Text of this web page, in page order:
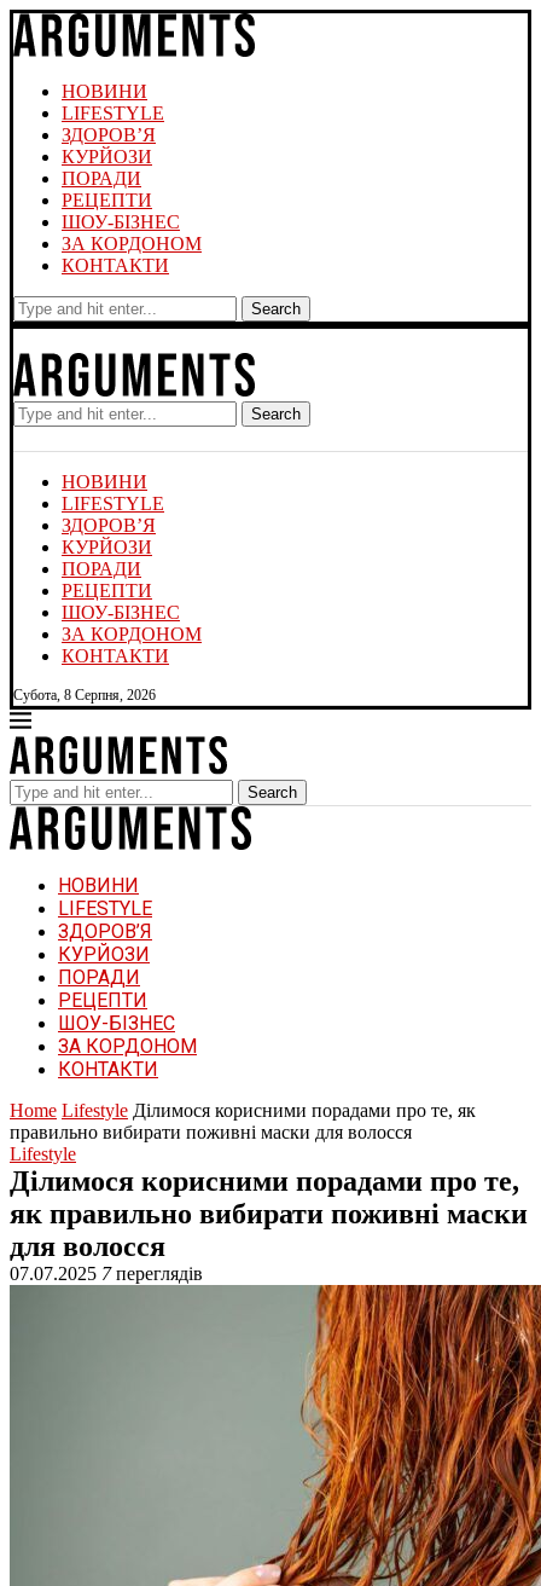
НОВИНИ
LIFESTYLE
ЗДОРОВ’Я
КУРЙОЗИ
ПОРАДИ
РЕЦЕПТИ
ШОУ-БІЗНЕС
ЗА КОРДОНОМ
КОНТАКТИ
Search
Search
НОВИНИ
LIFESTYLE
ЗДОРОВ’Я
КУРЙОЗИ
ПОРАДИ
РЕЦЕПТИ
ШОУ-БІЗНЕС
ЗА КОРДОНОМ
КОНТАКТИ
Субота, 8 Серпня, 2026
Search
НОВИНИ
LIFESTYLE
ЗДОРОВ’Я
КУРЙОЗИ
ПОРАДИ
РЕЦЕПТИ
ШОУ-БІЗНЕС
ЗА КОРДОНОМ
КОНТАКТИ
Home Lifestyle Ділимося корисними порадами про те, як
правильно вибирати поживні маски для волосся
Lifestyle
Ділимося корисними порадами про те,
як правильно вибирати поживні маски
для волосся
07.07.2025 7переглядів